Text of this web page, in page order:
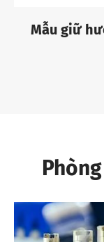
Mẫu giữ